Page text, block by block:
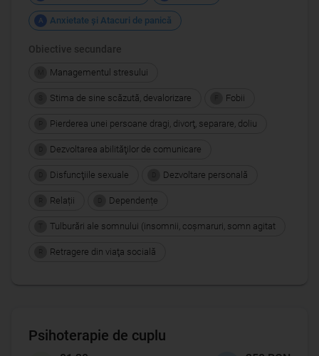
A Anxietate şi Atacuri de panică
Obiective secundare
Managementul stresului
Stima de sine scăzută, devalorizare Fobii
Pierderea unei persoane dragi, divorţ, separare, doliu
Dezvoltarea abilităţilor de comunicare
Disfuncţiile sexuale Dezvoltare personală
Relații Dependențe
Tulburări ale somnului (insomnii, coşmaruri, somn agitat
Retragere din viaţa socială
Psihoterapie de cuplu